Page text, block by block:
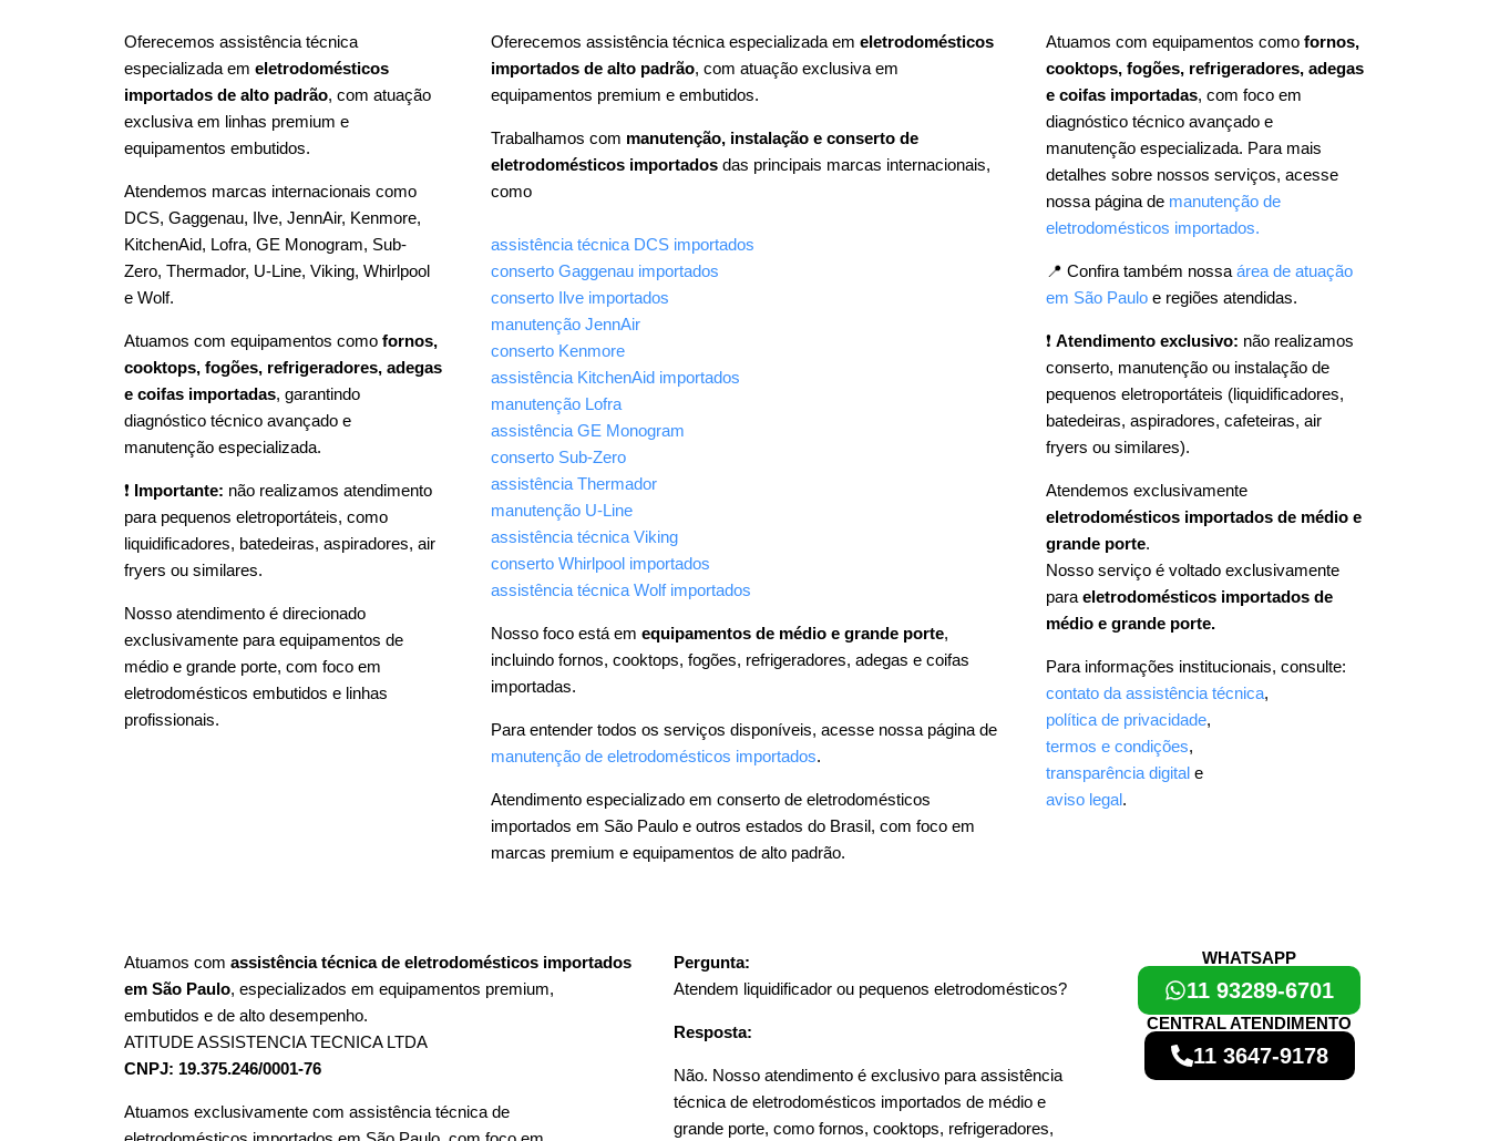
Oferecemos assistência técnica
especializada em eletrodomésticos
importados de alto padrão, com atuação
exclusiva em linhas premium e
equipamentos embutidos.
Atendemos marcas internacionais como
DCS, Gaggenau, Ilve, JennAir, Kenmore,
KitchenAid, Lofra, GE Monogram, Sub-
Zero, Thermador, U-Line, Viking, Whirlpool
e Wolf.
Atuamos com equipamentos como fornos,
cooktops, fogões, refrigeradores, adegas
e coifas importadas, garantindo
diagnóstico técnico avançado e
manutenção especializada.
❗ Importante: não realizamos atendimento
para pequenos eletroportáteis, como
liquidificadores, batedeiras, aspiradores, air
fryers ou similares.
Nosso atendimento é direcionado
exclusivamente para equipamentos de
médio e grande porte, com foco em
eletrodomésticos embutidos e linhas
profissionais.
Oferecemos assistência técnica especializada em eletrodomésticos
importados de alto padrão, com atuação exclusiva em
equipamentos premium e embutidos.
Trabalhamos com manutenção, instalação e conserto de
eletrodomésticos importadosdas principais marcas internacionais,
como
assistência técnica DCS importados
conserto Gaggenau importados
conserto Ilve importados
manutenção JennAir
conserto Kenmore
assistência KitchenAid importados
manutenção Lofra
assistência GE Monogram
conserto Sub-Zero
assistência Thermador
manutenção U-Line
assistência técnica Viking
conserto Whirlpool importados
assistência técnica Wolf importados
Nosso foco está em equipamentos de médio e grande porte,
incluindo fornos, cooktops, fogões, refrigeradores, adegas e coifas
importadas.
Para entender todos os serviços disponíveis, acesse nossa página de
manutenção de eletrodomésticos importados.
Atendimento especializado em conserto de eletrodomésticos
importados em São Paulo e outros estados do Brasil, com foco em
marcas premium e equipamentos de alto padrão.
Atuamos com equipamentos comofornos,
cooktops, fogões, refrigeradores, adegas
e coifas importadas, com foco em
diagnóstico técnico avançado e
manutenção especializada. Para mais
detalhes sobre nossos serviços, acesse
nossa página de manutenção de
eletrodomésticos importados.
📍 Confira também nossaárea de atuação
em São Paulo e regiões atendidas.
❗Atendimento exclusivo: não realizamos
conserto, manutenção ou instalação de
pequenos eletroportáteis (liquidificadores,
batedeiras, aspiradores, cafeteiras, air
fryers ou similares).
Atendemos exclusivamente
eletrodomésticos importados de médio e
grande porte.
Nosso serviço é voltado exclusivamente
paraeletrodomésticos importados de
médio e grande porte.
Para informações institucionais, consulte:
contato da assistência técnica,
política de privacidade,
termos e condições,
transparência digital e
aviso legal.
Atuamos com assistência técnica de eletrodomésticos importados
em São Paulo, especializados em equipamentos premium,
embutidos e de alto desempenho.
ATITUDE ASSISTENCIA TECNICA LTDA
CNPJ: 19.375.246/0001-76
Atuamos exclusivamente com assistência técnica de
Pergunta:
Atendem liquidificador ou pequenos eletrodomésticos?
Resposta:
Não. Nosso atendimento é exclusivo para assistência
técnica de eletrodomésticos importados de médio e
grande porte, como fornos, cooktops, refrigeradores,
WHATSAPP
11 93289-6701
CENTRAL ATENDIMENTO
11 3647-9178